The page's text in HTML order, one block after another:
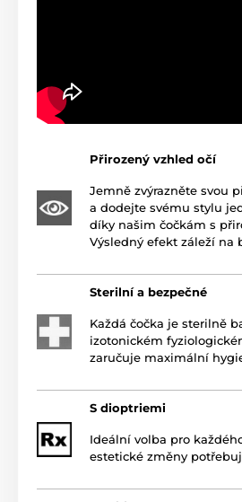
Přirozený vzhled očí
Jemně zvýrazněte svou
a dodejte svému stylu
díky našim čočkám s
Výsledný efekt záleží na
Sterilní a bezpečné
Každá čočka je sterilně
izotonickém
zaručuje maximální
S dioptriemi
Ideální volba pro
estetické změny